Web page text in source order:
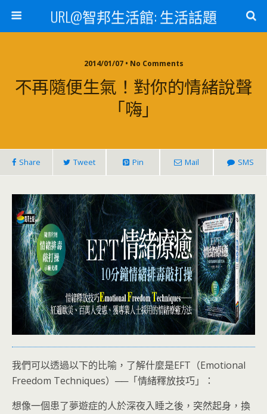
URL@智邦生活館: 生活話題
2014/01/07 • No Comments
不再隨便生氣！對你的情緒說聲
「嗨」
Share Tweet Pin Mail SMS
我們可以透過以下的比喻，了解什麼是EFT（Emotional
Freedom Techniques）──「情緒釋放技巧」：
想像一個患了夢遊症的人於深夜入睡之後，突然起身，換